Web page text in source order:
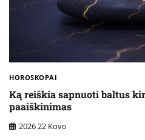
HOROSKOPAI
Ką reiškia sapnuoti baltus
paaiškinimas
2026 22 Kovo